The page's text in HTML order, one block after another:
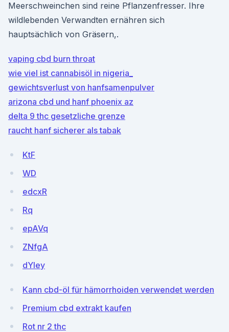
Meerschweinchen sind reine Pflanzenfresser. Ihre
wildlebenden Verwandten ernähren sich
hauptsächlich von Gräsern,.
vaping cbd burn throat
wie viel ist cannabisöl in nigeria_
gewichtsverlust von hanfsamenpulver
arizona cbd und hanf phoenix az
delta 9 thc gesetzliche grenze
raucht hanf sicherer als tabak
KtF
WD
edcxR
Rq
epAVq
ZNfgA
dYIey
Kann cbd-öl für hämorrhoiden verwendet werden
Premium cbd extrakt kaufen
Rot nr 2 thc